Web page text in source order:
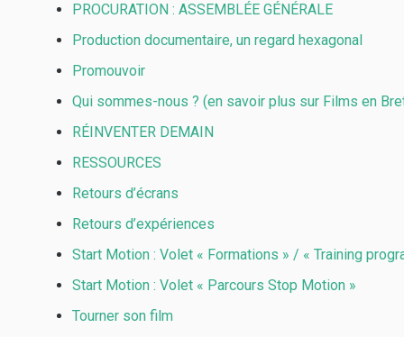
PROCURATION : ASSEMBLÉE GÉNÉRALE
Production documentaire, un regard hexagonal
Promouvoir
Qui sommes-nous ? (en savoir plus sur Films en
RÉINVENTER DEMAIN
RESSOURCES
Retours d’écrans
Retours d’expériences
Start Motion : Volet « Formations » / « Training
Start Motion : Volet « Parcours Stop Motion »
Tourner son film